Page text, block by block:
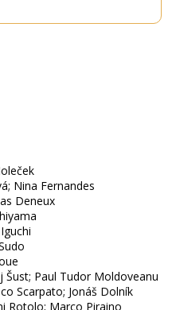
Nina Fernandes
Deneux
Paul Tudor Moldoveanu
Scarpato; Jonáš Dolník
Rotolo; Marco Piraino